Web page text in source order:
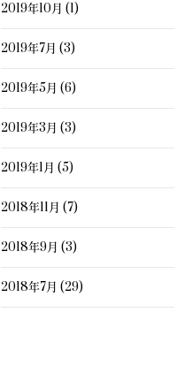
2019年10月 (1)
2019年7月 (3)
2019年5月 (6)
2019年3月 (3)
2019年1月 (5)
2018年11月 (7)
2018年9月 (3)
2018年7月 (29)